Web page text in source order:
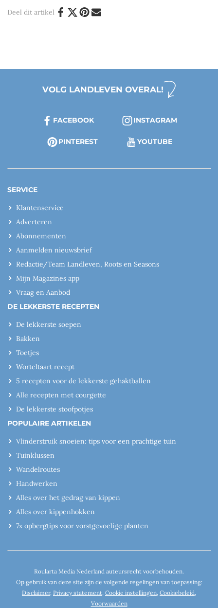
Deel dit artikel
VOLG LANDLEVEN OVERAL!
FACEBOOK INSTAGRAM
PINTEREST YOUTUBE
SERVICE
Klantenservice
Adverteren
Abonnementen
Aanmelden nieuwsbrief
Redactie/Team Landleven, Roots en Seasons
Mijn Magazines app
Vraag en Aanbod
DE LEKKERSTE RECEPTEN
De lekkerste soepen
Bakken
Toetjes
Worteltaart recept
5 recepten voor de lekkerste gehaktballen
Alle recepten met courgette
De lekkerste stoofpotjes
POPULAIRE ARTIKELEN
Vlinderstruik snoeien: tips voor een prachtige tuin
Tuinklussen
Wandelroutes
Handwerken
Alles over het gedrag van kippen
Alles over kippenhokken
7x opbergtips voor vorstgevoelige planten
Roularta Media Nederland auteursrecht voorbehouden.
Op gebruik van deze site zijn de volgende regelingen van toepassing:
Disclaimer, Privacy statement, Cookie instellingen, Cookiebeleid,
Voorwaarden